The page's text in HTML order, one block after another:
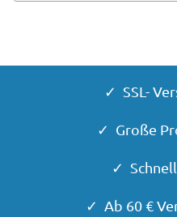
✓ SSL-
✓ Große
✓
✓ Ab 60 €